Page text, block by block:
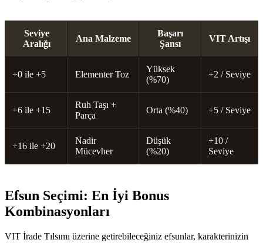
Seviye
Aralığı
Ana Malzeme
Başarı
Şansı
VIT Artışı
+0 ile +5 Elementer Toz
Yüksek
(%70)
+2 / Seviye
+6 ile +15
Ruh Taşı +
Parça
Orta (%40) +5 / Seviye
+16 ile +20
Nadir
Mücevher
Düşük
(%20)
+10 /
Seviye
Efsun Seçimi: En İyi Bonus
Kombinasyonları
VIT İrade Tılsımı üzerine getirebileceğiniz efsunlar, karakterinizin